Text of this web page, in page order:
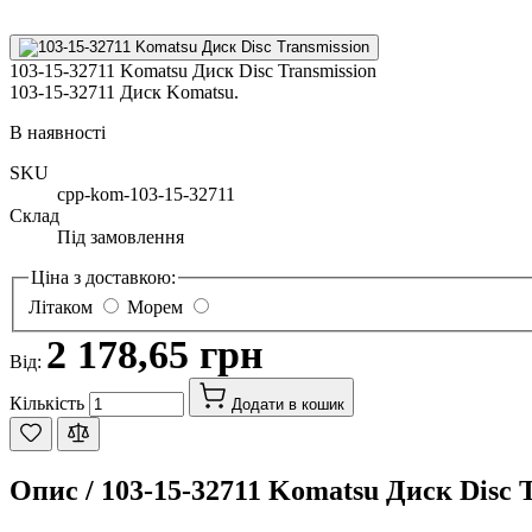
103-15-32711 Komatsu Диск Disc Transmission
103-15-32711 Диск Komatsu.
В наявності
SKU
cpp-kom-103-15-32711
Склад
Під замовлення
Ціна з доставкою:
Літаком
Морем
Від: 2 178,65 грн
Кількість Додати в кошик
Опис / 103-15-32711 Komatsu Диск Disc